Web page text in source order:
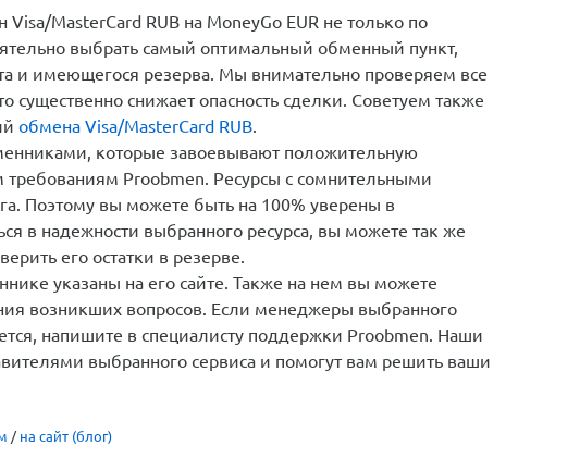
MasterCard RUB на MoneyGo EUR не только по
выбрать самый оптимальный обменный пункт,
и имеющегося резерва. Мы внимательно проверяем все
снижает опасность сделки. Советуем также
обмена Visa/MasterCard RUB.
которые завоевывают положительную
требованиям Proobmen. Ресурсы с сомнительными
Поэтому вы можете быть на 100% уверены в
в надежности выбранного ресурса, вы можете так же
его остатки в резерве.
указаны на его сайте. Также на нем вы можете
возникших вопросов. Если менеджеры выбранного
напишите в специалисту поддержки Proobmen. Наши
выбранного сервиса и помогут вам решить ваши
/ на сайт (блог)